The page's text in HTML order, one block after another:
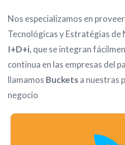
Nos especializamos en
Tecnológicas y Estratégias de
I+D+i, que se integran
continua en las empresas del
llamamos Bucketsa nuestras
negocio